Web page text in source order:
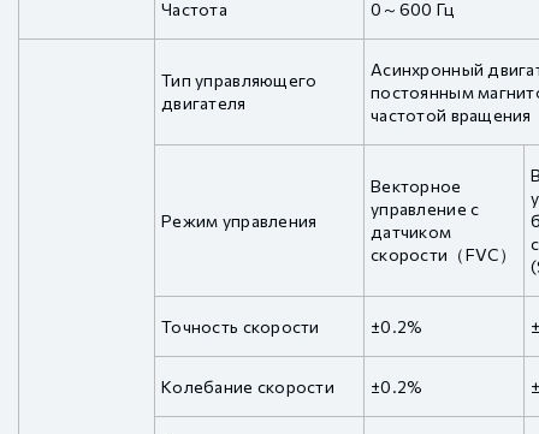
Частота 0～600 Гц
Тип управляющего
двигателя
Асинхронный
постоянным
частотой вращения
Режим управления
Векторное
управление с
датчиком
скорости（FVC）
Точность скорости ±0.2%
Колебание скорости ±0.2%